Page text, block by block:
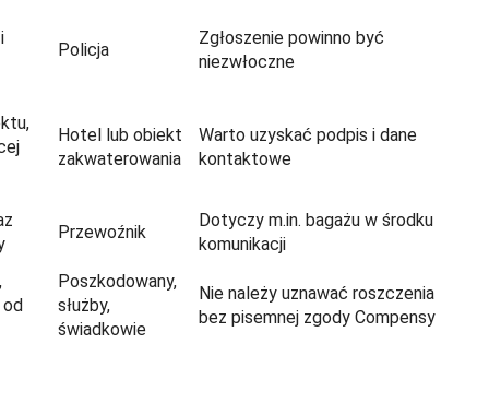
Policja
Zgłoszenie powinno być
niezwłoczne
Hotel lub obiekt
zakwaterowania
Warto uzyskać podpis i dane
kontaktowe
Przewoźnik
Dotyczy m.in. bagażu w środku
komunikacji
od
Poszkodowany,
służby,
świadkowie
Nie należy uznawać roszczenia
bez pisemnej zgody Compensy